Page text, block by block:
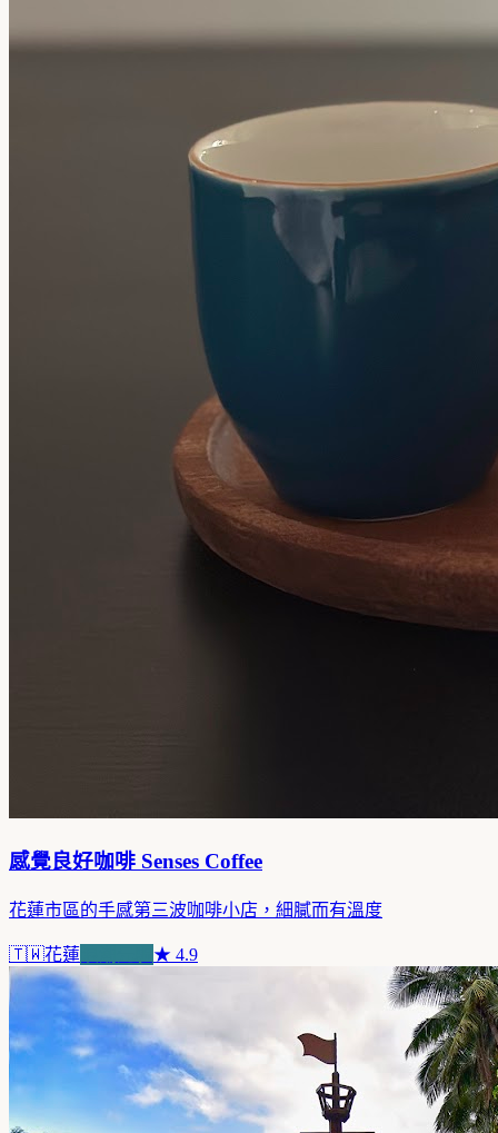
感覺良好咖啡 Senses Coffee
花蓮市區的手感第三波咖啡小店，細膩而有溫度
🇹🇼花蓮 ★ 4.9